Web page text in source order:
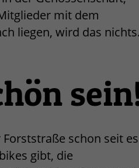
mit dem
liegen, wird das
schon seit es
gibt, die